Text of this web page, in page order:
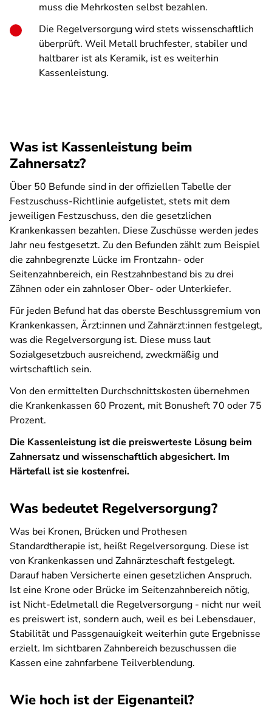
muss die Mehrkosten selbst bezahlen.
Die Regelversorgung wird stets wissenschaftlich
überprüft. Weil Metall bruchfester, stabiler und
haltbarer ist als Keramik, ist es weiterhin
Kassenleistung.
Was ist Kassenleistung beim
Zahnersatz?
Über 50 Befunde sind in der offiziellen Tabelle der
Festzuschuss-Richtlinie aufgelistet, stets mit dem
jeweiligen Festzuschuss, den die gesetzlichen
Krankenkassen bezahlen. Diese Zuschüsse werden jedes
Jahr neu festgesetzt. Zu den Befunden zählt zum Beispiel
die zahnbegrenzte Lücke im Frontzahn- oder
Seitenzahnbereich, ein Restzahnbestand bis zu drei
Zähnen oder ein zahnloser Ober- oder Unterkiefer.
Für jeden Befund hat das oberste Beschlussgremium von
Krankenkassen, Ärzt:innen und Zahnärzt:innen festgelegt,
was die Regelversorgung ist. Diese muss laut
Sozialgesetzbuch ausreichend, zweckmäßig und
wirtschaftlich sein.
Von den ermittelten Durchschnittskosten übernehmen
die Krankenkassen 60 Prozent, mit Bonusheft 70 oder 75
Prozent.
Die Kassenleistung ist die preiswerteste Lösung beim
Zahnersatz und wissenschaftlich abgesichert. Im
Härtefall ist sie kostenfrei.
Was bedeutet Regelversorgung?
Was bei Kronen, Brücken und Prothesen
Standardtherapie ist, heißt Regelversorgung. Diese ist
von Krankenkassen und Zahnärzteschaft festgelegt.
Darauf haben Versicherte einen gesetzlichen Anspruch.
Ist eine Krone oder Brücke im Seitenzahnbereich nötig,
ist Nicht-Edelmetall die Regelversorgung - nicht nur weil
es preiswert ist, sondern auch, weil es bei Lebensdauer,
Stabilität und Passgenauigkeit weiterhin gute Ergebnisse
erzielt. Im sichtbaren Zahnbereich bezuschussen die
Kassen eine zahnfarbene Teilverblendung.
Wie hoch ist der Eigenanteil?